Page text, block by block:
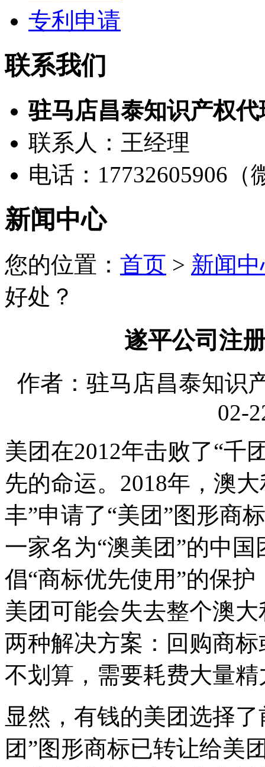
专利申请
联系我们
驻马店昌泰知识产权
联系人：王经理
电话：17732605906（
新闻中心
您的位置： 首页 > 新闻
好处？
遂平公司注
作者：驻马店昌泰知识
02-
美团在2012年击败了“千
先的命运。2018年，澳
丰”申请了“美团”图形商
一家名为“澳美团”的中
倡“商标优先使用”的保
美团可能会失去整个澳
两种解决方案：回购商
不划算，需要耗费大量精
显然，有钱的美团选择
团”图形商标已转让给美